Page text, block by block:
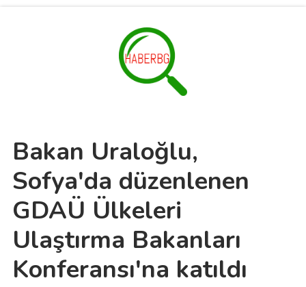
Bakan Uraloğlu,
Sofya'da düzenlenen
GDAÜ Ülkeleri
Ulaştırma Bakanları
Konferansı'na katıldı